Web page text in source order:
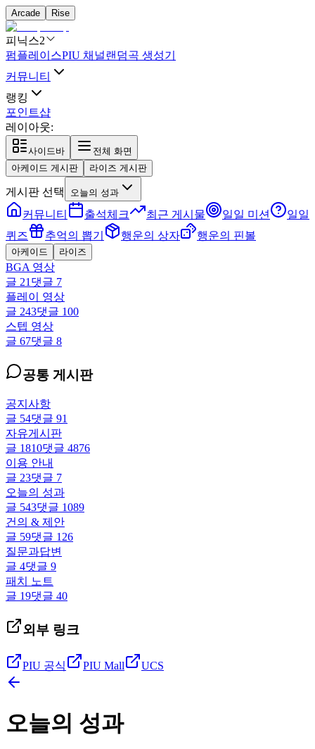
Arcade Rise
피닉스2
펌플레이스PIU 채널랜덤곡 생성기
커뮤니티
랭킹
포인트샵
레이아웃:
사이드바
전체 화면
아케이드 게시판
라이즈 게시판
게시판 선택 오늘의 성과
커뮤니티 출석체크 최근 게시물 일일 미션
일일
퀴즈
추억의 뽑기 행운의 상자 행운의 핀볼
아케이드 라이즈
BGA 영상
글 21 댓글 7
플레이 영상
글 243댓글 100
스텝 영상
글 67댓글 8
공통 게시판
공지사항
글 54댓글 91
자유게시판
글 1810댓글 4876
이용 안내
글 23댓글 7
오늘의 성과
글 543댓글 1089
건의 & 제안
글 59댓글 126
질문과답변
글 4댓글 9
패치 노트
글 19댓글 40
외부 링크
PIU 공식 PIU Mall UCS
오늘의 성과